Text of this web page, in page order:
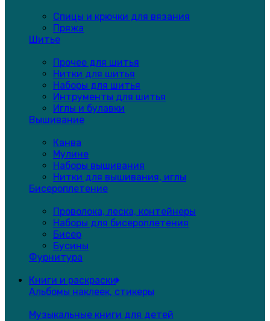
Спицы и крючки для вязания
Пряжа
Шитье
Прочее для шитья
Нитки для шитья
Наборы для шитья
Интрументы для шитья
Иглы и булавки
Вышивание
Канва
Мулине
Наборы вышивания
Нитки для вышивания, иглы
Бисероплетение
Проволока, леска, контейнеры
Наборы для бисероплетения
Бисер
Бусины
Фурнитура
Книги и раскраски
Альбомы наклеек, стикеры
Музыкальные книги для детей